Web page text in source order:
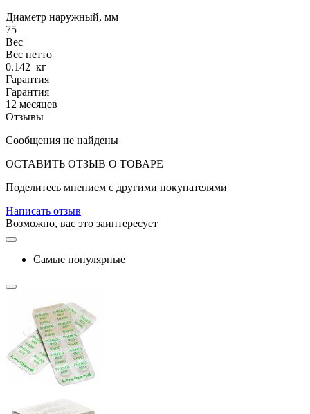
Диаметр наружный, мм
75
Вес
Вес нетто
0.142 кг
Гарантия
Гарантия
12 месяцев
Отзывы
Сообщения не найдены
ОСТАВИТЬ ОТЗЫВ О ТОВАРЕ
Поделитесь мнением с другими покупателями
Написать отзыв
Возможно, вас это заинтересует
Самые популярные